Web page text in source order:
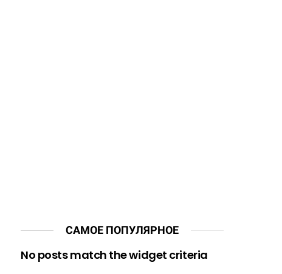
САМОЕ ПОПУЛЯРНОЕ
No posts match the widget criteria